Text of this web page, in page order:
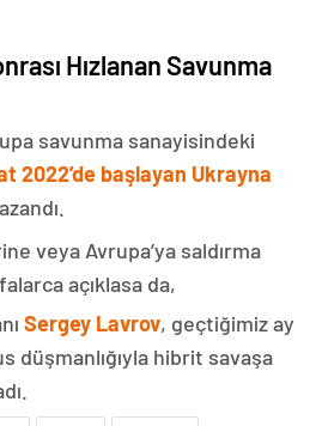
Hızlanan Savunma
savunma sanayisindeki
2022’de başlayan Ukrayna
veya Avrupa’ya saldırma
açıklasa da,
Sergey Lavrov, geçtiğimiz ay
düşmanlığıyla hibrit savaşa